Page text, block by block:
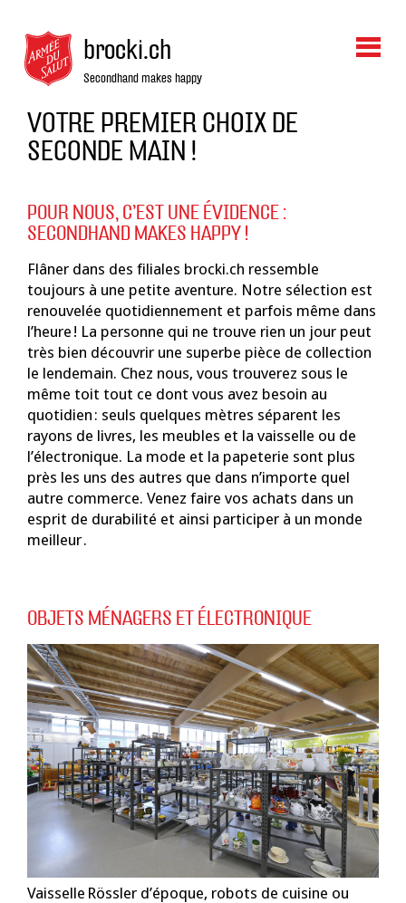
brocki.ch
Secondhand makes happy
VOTRE PREMIER CHOIX DE
SECONDE MAIN !
POUR NOUS, C’EST UNE ÉVIDENCE :
SECONDHAND MAKES HAPPY !
Flâner dans des filiales brocki.ch ressemble
toujours à une petite aventure. Notre sélection est
renouvelée quotidiennement et parfois même dans
l’heure ! La personne qui ne trouve rien un jour peut
très bien découvrir une superbe pièce de collection
le lendemain. Chez nous, vous trouverez sous le
même toit tout ce dont vous avez besoin au
quotidien : seuls quelques mètres séparent les
rayons de livres, les meubles et la vaisselle ou de
l’électronique. La mode et la papeterie sont plus
près les uns des autres que dans n’importe quel
autre commerce. Venez faire vos achats dans un
esprit de durabilité et ainsi participer à un monde
meilleur .
OBJETS MÉNAGERS ET ÉLECTRONIQUE
Vaisselle Rössler d’époque, robots de cuisine ou